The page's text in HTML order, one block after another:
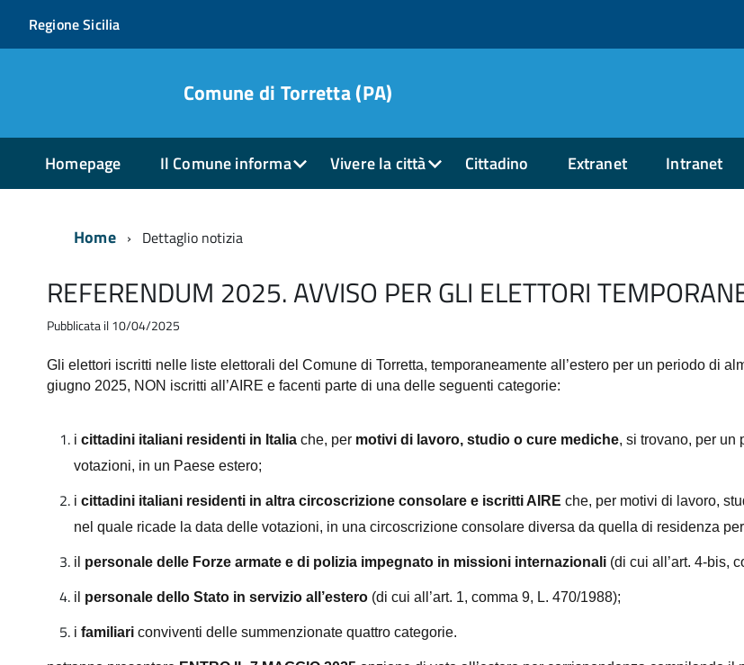
Regione Sicilia
Comune di Torretta (PA)
Homepage Il Comune informa Vivere la città Cittadino Extranet Intranet
Home Dettaglio notizia
REFERENDUM 2025. AVVISO PER GLI ELETTORI
Pubblicata il 10/04/2025
Gli elettori iscritti nelle liste elettorali del Comune di Torretta, temporaneamente all’estero per un periodo di
giugno 2025, NON iscritti all’AIRE e facenti parte di una delle seguenti categorie:
i cittadini italiani residenti in Italia che, per motivi di lavoro, studio o cure mediche, si trovano, per un
votazioni, in un Paese estero;
i cittadini italiani residenti in altra circoscrizione consolare e iscritti AIRE che, per motivi di lavoro,
nel quale ricade la data delle votazioni, in una circoscrizione consolare diversa da quella di residenza
il personale delle Forze armate e di polizia impegnato in missioni internazionali (di cui all’art. 4-bis,
il personale dello Stato in servizio all’estero (di cui all’art. 1, comma 9, L. 470/1988);
i familiari conviventi delle summenzionate quattro categorie.